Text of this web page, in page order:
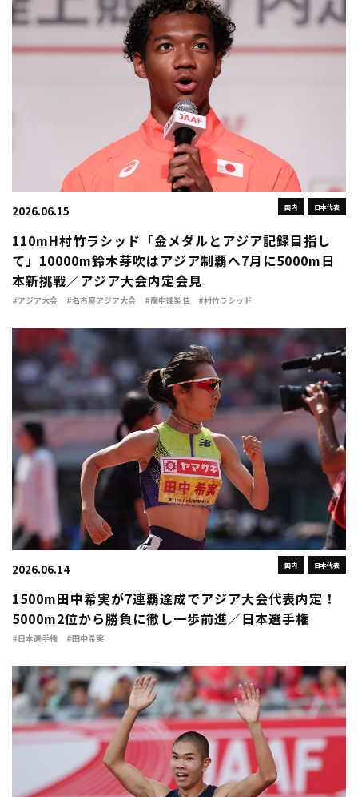
国内 日本代表
2026.06.15
110mH村竹ラシッド「金メダルとアジア記録目指し
て」10000m鈴木芽吹はアジア制覇へ7月に5000m日
本新挑戦／アジア大会内定会見
#アジア大会 #名古屋アジア大会 #廣中璃梨佳 #村竹ラシッド
国内 日本代表
2026.06.14
1500m田中希実が7連覇達成でアジア大会代表内定！
5000m2位から勝負に徹し一歩前進／日本選手権
#日本選手権 #田中希実